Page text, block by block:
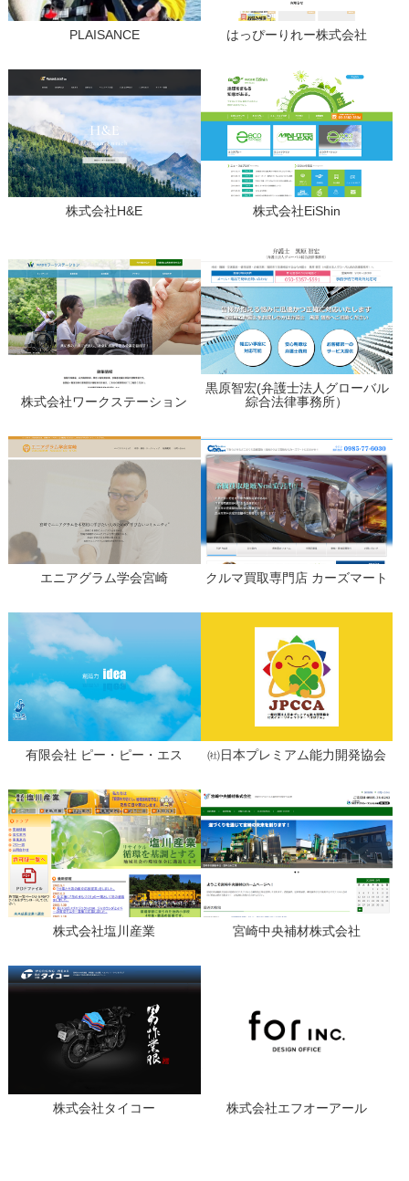
PLAISANCE はっぴーりれー株式会社
株式会社H&E 株式会社EiShin
株式会社ワークステーション
黒原智宏(弁護士法人グローバル
綜合法律事務所）
エニアグラム学会宮崎 クルマ買取専門店 カーズマート
有限会社 ピー・ピー・エス ㈳日本プレミアム能力開発協会
株式会社塩川産業 宮崎中央補材株式会社
株式会社タイコー 株式会社エフオーアール